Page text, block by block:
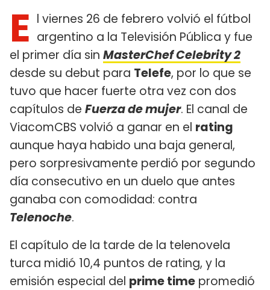
E l viernes 26 de febrero volvió el fútbol
argentino a la Televisión Pública y fue
el primer día sin MasterChef Celebrity 2
desde su debut para Telefe, por lo que se
tuvo que hacer fuerte otra vez con dos
capítulos de Fuerza de mujer. El canal de
ViacomCBS volvió a ganar en el rating
aunque haya habido una baja general,
pero sorpresivamente perdió por segundo
día consecutivo en un duelo que antes
ganaba con comodidad: contra
Telenoche.
El capítulo de la tarde de la telenovela
turca midió 10,4 puntos de rating, y la
emisión especial del prime time promedió